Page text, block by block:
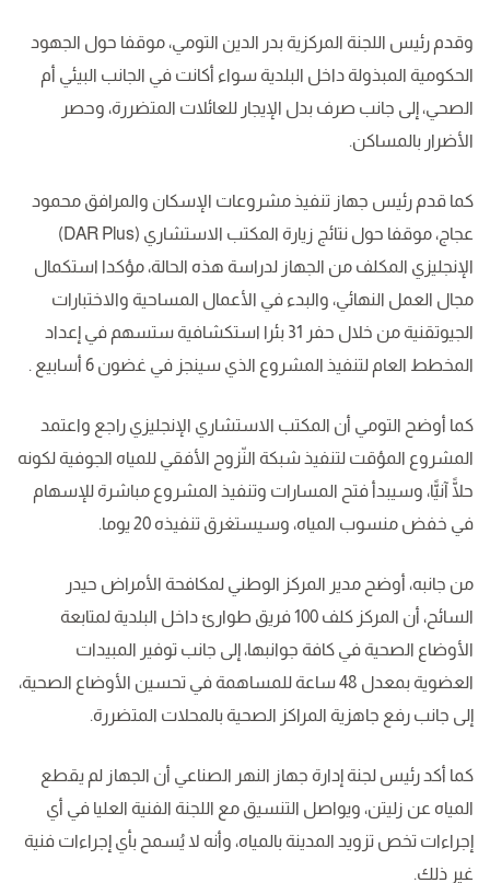
وقدم رئيس اللجنة المركزية بدر الدين التومي، موقفا حول الجهود
الحكومية المبذولة داخل البلدية سواء أكانت في الجانب البيئي أم
الصحي، إلى جانب صرف بدل الإيجار للعائلات المتضررة، وحصر
الأضرار بالمساكن.
كما قدم رئيس جهاز تنفيذ مشروعات الإسكان والمرافق محمود
عجاج، موقفا حول نتائج زيارة المكتب الاستشاري (DAR Plus)
الإنجليزي المكلف من الجهاز لدراسة هذه الحالة، مؤكدا استكمال
مجال العمل النهائي، والبدء في الأعمال المساحية والاختبارات
الجيوتقنية من خلال حفر 31 بئرا استكشافية ستسهم في إعداد
المخطط العام لتنفيذ المشروع الذي سينجز في غضون 6 أسابيع .
كما أوضح التومي أن المكتب الاستشاري الإنجليزي راجع واعتمد
المشروع المؤقت لتنفيذ شبكة النّزوح الأفقي للمياه الجوفية لكونه
حلًّا آنيًّا، وسيبدأ فتح المسارات وتنفيذ المشروع مباشرة للإسهام
في خفض منسوب المياه، وسيستغرق تنفيذه 20 يوما.
من جانبه، أوضح مدير المركز الوطني لمكافحة الأمراض حيدر
السائح، أن المركز كلف 100 فريق طوارئ داخل البلدية لمتابعة
الأوضاع الصحية في كافة جوانبها، إلى جانب توفير المبيدات
العضوية بمعدل 48 ساعة للمساهمة في تحسين الأوضاع الصحية،
إلى جانب رفع جاهزية المراكز الصحية بالمحلات المتضررة.
كما أكد رئيس لجنة إدارة جهاز النهر الصناعي أن الجهاز لم يقطع
المياه عن زليتن، ويواصل التنسيق مع اللجنة الفنية العليا في أي
إجراءات تخص تزويد المدينة بالمياه، وأنه لا يُسمح بأي إجراءات فنية
غير ذلك.